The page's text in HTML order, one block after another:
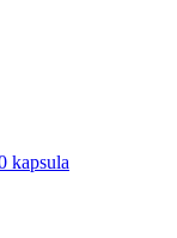
kapsula